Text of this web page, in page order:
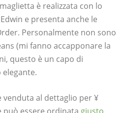
è realizzata con lo
e presenta anche le
Personalmente non sono
(mi fanno accapponare la
questo è un capo di
venduta al dettaglio per ¥